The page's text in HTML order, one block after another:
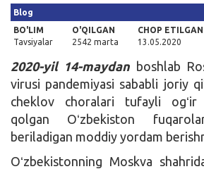
Blog
BO'LIM
Tavsiyalar
O'QILGAN
2542 marta
CHOP ETILGAN
13.05.2020
2020-yil 14-maydan boshlab
virusi pandemiyasi sababli joriy
cheklov choralari tufayli ogʻir
qolgan Oʻzbekiston
beriladigan moddiy yordam
Oʻzbekistonning Moskva